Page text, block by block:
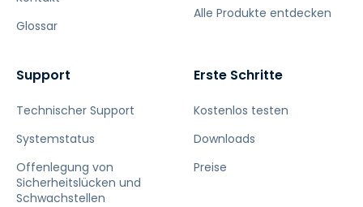
Glossar
Alle Produkte entdecken
Support
Technischer Support
Systemstatus
Offenlegung von
Sicherheitslücken und
Schwachstellen
Erste Schritte
Kostenlos testen
Downloads
Preise